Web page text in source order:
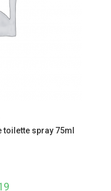
spray 75ml
Huidige